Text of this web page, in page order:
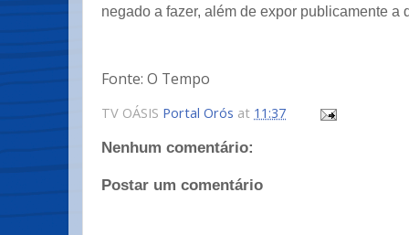
negado a fazer, além de expor publicamente a
Fonte: O Tempo
TV OÁSIS Portal Orós at 11:37
Nenhum comentário:
Postar um comentário